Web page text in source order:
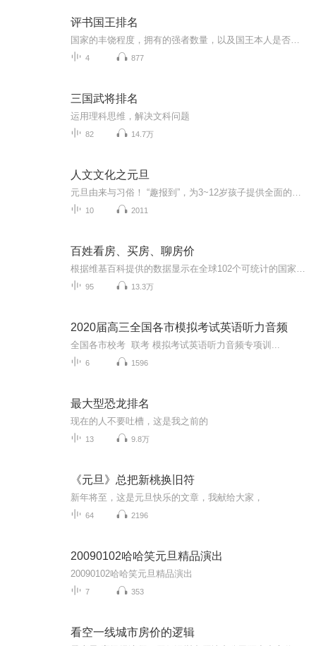
评书国王排名
4 877
三国武将排名
运用理科思维，解决文科问题
82 14.7万
人文文化之元旦
10 2011
百姓看房、买房、聊房价
95 13.3万
2020届高三全国各市模拟考试英语听力音频
全国各市校考 联考 模拟考试英语听力音频专项训...
6 1596
最大型恐龙排名
现在的人不要吐槽，这是我之前的
13 9.8万
《元旦》总把新桃换旧符
新年将至，这是元旦快乐的文章，我献给大家，
64 2196
20090102哈哈笑元旦精品演出
20090102哈哈笑元旦精品演出
7 353
看空一线城市房价的逻辑